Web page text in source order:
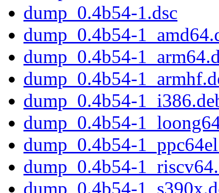
dump_0.4b54-1.dsc
dump_0.4b54-
dump_0.4b54-
dump_0.4b54-
dump_0.4b54-
dump_0.4b54-
dump_0.4b54-
dump_0.4b54-
dump_0.4b54-